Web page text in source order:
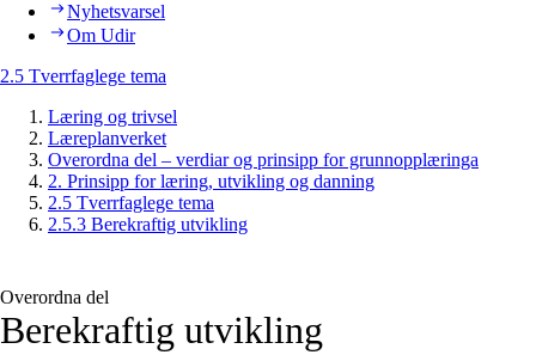
Nyhetsvarsel
Om Udir
2.5 Tverrfaglege tema
Læring og trivsel
Læreplanverket
Overordna del – verdiar og prinsipp for grunnopplæringa
2. Prinsipp for læring, utvikling og danning
2.5 Tverrfaglege tema
2.5.3 Berekraftig utvikling
Overordna del
Berekraftig utvikling